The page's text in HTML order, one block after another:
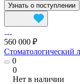
Узнать о поступлении
560 000 ₽
Стоматологический
0
0
Нет в наличии